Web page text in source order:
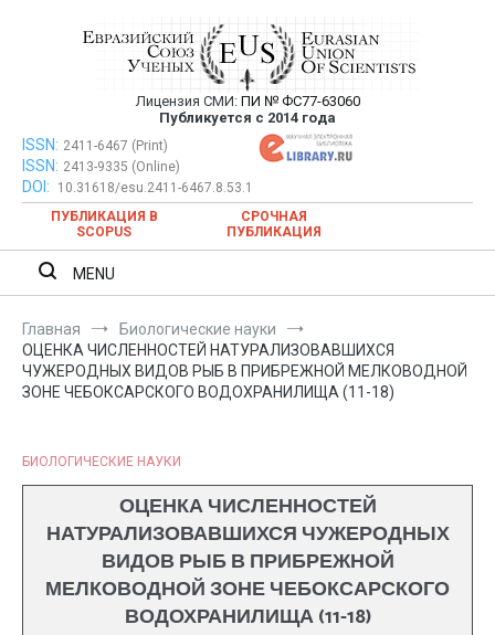
Евразийский Союз Ученых —
публикация научных статей в
ежемесячном научном журнале
Лицензия СМИ: ПИ № ФС77-63060
Публикуется с 2014 года
Евразийский Союз Ученых — публикация научных статей в
ежемесячном научном журнале
ISSN: 2411-6467 (Print)
ISSN: 2413-9335 (Online)
DOI:
10.31618/esu.2411-6467.8.53.1
ПУБЛИКАЦИЯ В
SCOPUS
СРОЧНАЯ
ПУБЛИКАЦИЯ
MENU
Главная
Биологические науки
ОЦЕНКА ЧИСЛЕННОСТЕЙ НАТУРАЛИЗОВАВШИХСЯ
ЧУЖЕРОДНЫХ ВИДОВ РЫБ В ПРИБРЕЖНОЙ МЕЛКОВОДНОЙ
ЗОНЕ ЧЕБОКСАРСКОГО ВОДОХРАНИЛИЩА (11-18)
БИОЛОГИЧЕСКИЕ НАУКИ
ОЦЕНКА ЧИСЛЕННОСТЕЙ
НАТУРАЛИЗОВАВШИХСЯ ЧУЖЕРОДНЫХ
ВИДОВ РЫБ В ПРИБРЕЖНОЙ
МЕЛКОВОДНОЙ ЗОНЕ ЧЕБОКСАРСКОГО
ВОДОХРАНИЛИЩА (11-18)